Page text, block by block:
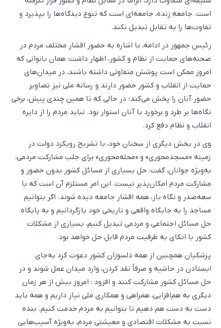
است. جامعه زنده، جامعه‌ای است که تنوع دیدگاه‌ها را بپذیرد و
تفاوت‌ها را به تقابل تبدیل نکند.
رئیس جمهور در ادامه، با اشاره به حضور اقشار مختلف مردم در
صحنه‌های حمایت از نظام و کشور، اظهار داشت: همان بانوانی که
امروز ممکن است پوشش متفاوتی داشته باشند، در میدان‌های
حمایت از انقلاب و کشور حضور دارند و رسانه ملی نیز تصاویر
حضور آنان را پخش می‌کند؛ در حالی که تا همین چندی پیش، برخی
نگاه‌ها بر طرد و برخورد با آنان استوار بود. نباید مردم را از دایره
انقلاب و نظام دفع کرد.
وی در بخش دیگری از سخنان خود، با تشریح رویکرد دولت در
زمینه «مسجدمحوری» و «محله‌محوری» برای جلب مشارکت مردمی،
به‌ویژه جوانان، گفت: حل بسیاری از مسائل کشور بدون حضور و
مشارکت مردم امکان‌پذیر نیست. این امر مستلزم آن است که با
سعه‌صدر و نگاه باز، همه اقشار جامعه دیده شوند. اگر بتوانیم
مساجد را به جایگاه واقعی و تاریخی خود بازگردانیم و به پایگاه
حل مسائل اجتماعی و مردمی تبدیل کنیم، بسیاری از مشکلات
کشور با اتکای به ظرفیت مردم قابل حل خواهد بود.
پزشکیان همچنین از همه دلسوزان کشور دعوت کرد به‌جای
ایستادن در حاشیه و صرفاً نقد کردن، وارد میدان عمل شوند و در
حل مسائل کشور مشارکت کنند و افزود : امروز بیش از هر زمان
دیگری به هم‌افزایی، همراهی و همکاری ملی نیاز داریم و همه باید
دست به دست هم دهیم تا بتوانیم به مردم خدمت کنیم. بنده
نسبت به مشکلات اقتصادی و معیشتی مردم، به‌ویژه آسیب‌هایی